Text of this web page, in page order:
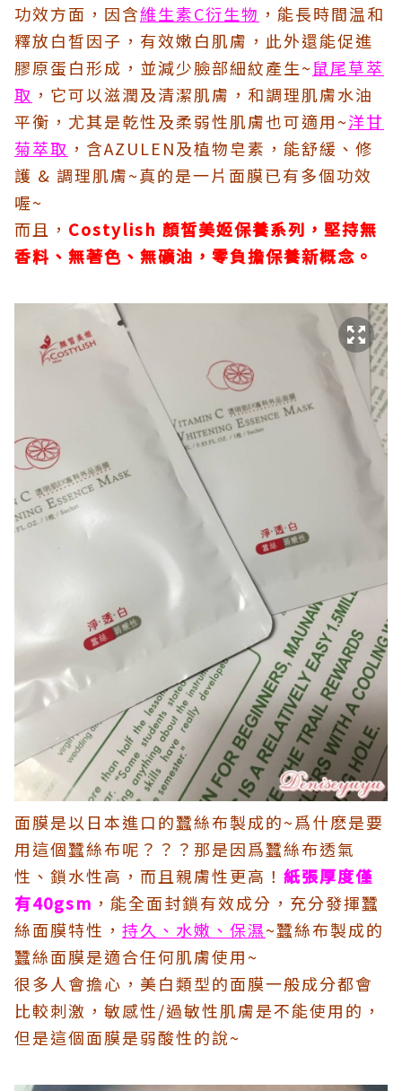
功效方面，因含維生素C衍生物 ，能長時間温和
釋放白晳因子，有效嫩白肌膚，此外還能促進
膠原蛋白形成，並減少臉部細紋產生~鼠尾草萃
取 ，它可以滋潤及清潔肌膚，和調理肌膚水油
平衡，尤其是乾性及柔弱性肌膚也可適用~洋甘
菊萃取 ，含AZULEN及植物皂素，能舒緩、修
護 & 調理肌膚~真的是一片面膜已有多個功效
喔~
而且， Costylish 顏皙美姬保養系列，堅持無
香料、無著色、無礦油，零負擔保養新概念。
面膜是以日本進口的蠶絲布製成的~爲什麽是要
用這個蠶絲布呢？？？那是因爲蠶絲布透氣
性、鎖水性高，而且親膚性更高！ 紙張厚度僅
有40gsm ，能全面封鎖有效成分，充分發揮蠶
絲面膜特性， 持久、水嫩、保濕~蠶絲布製成的
蠶絲面膜是適合任何肌膚使用~
很多人會擔心，美白類型的面膜一般成分都會
比較刺激，敏感性/過敏性肌膚是不能使用的，
但是這個面膜是弱酸性的說~